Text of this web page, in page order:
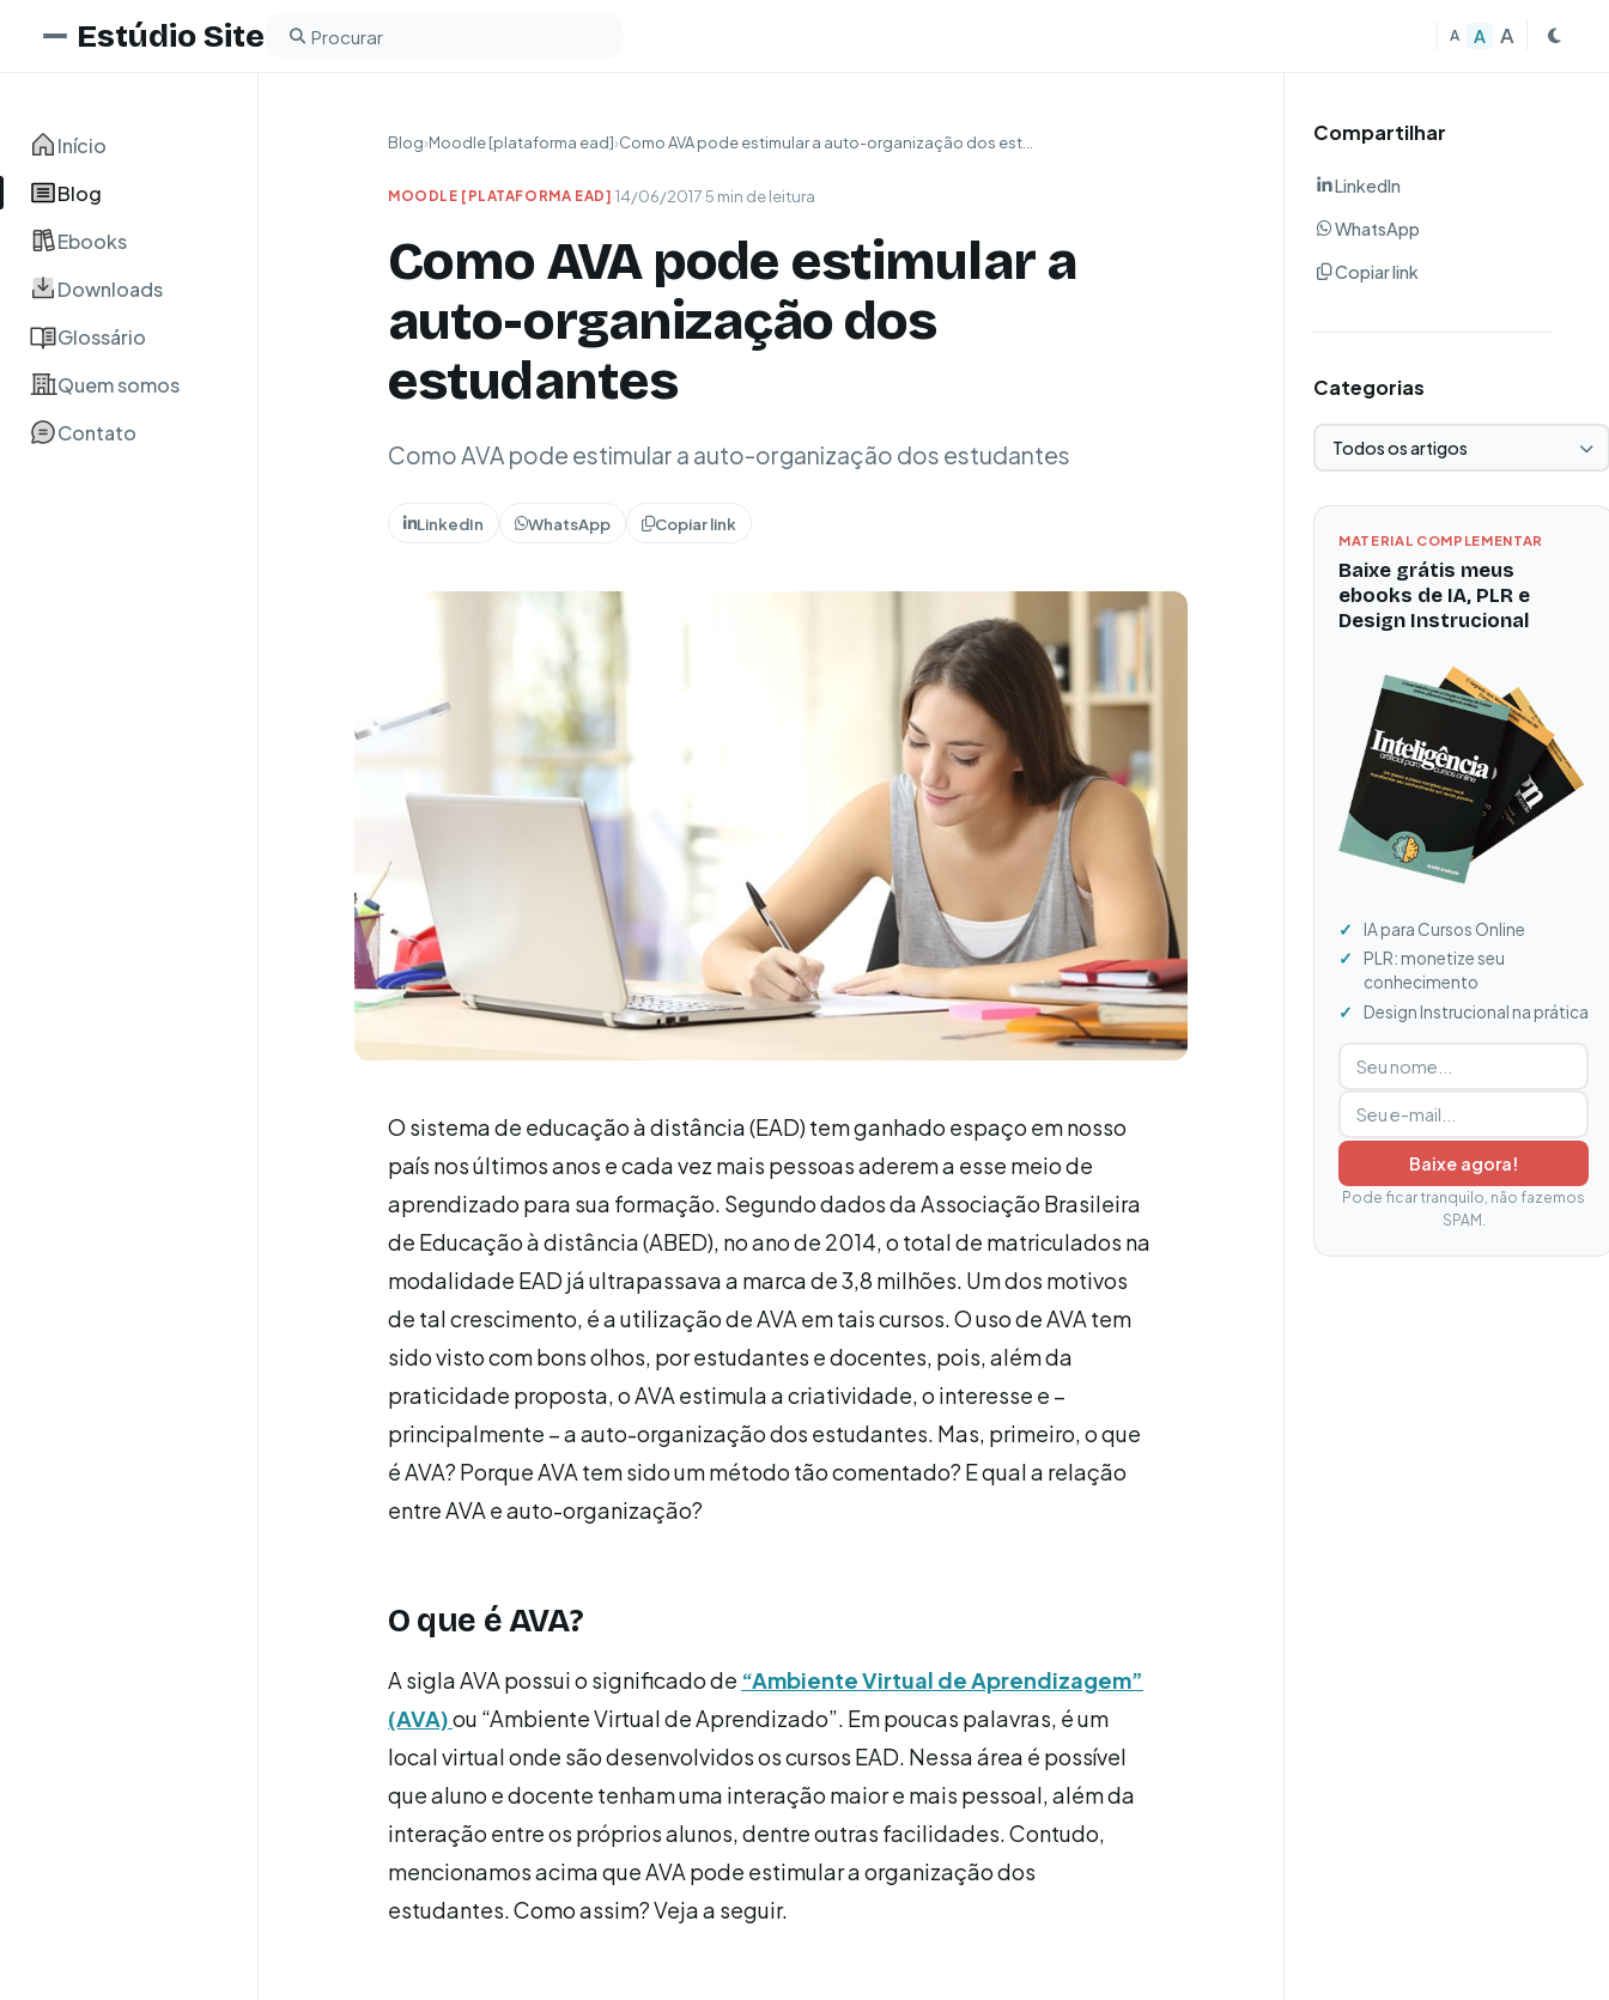
Estúdio Site Buscar no blog
A A A
Início
Blog
Ebooks
Downloads
Glossário
Quem somos
Contato
Blog›Moodle [plataforma ead]›Como AVA pode estimular a auto-organização dos est...
MOODLE [PLATAFORMA EAD]·14/06/2017·5 min de leitura
Como AVA pode estimular a
auto-organização dos
estudantes
Como AVA pode estimular a auto-organização dos estudantes
LinkedIn WhatsApp Copiar link
O sistema de educação à distância (EAD) tem ganhado espaço em nosso
país nos últimos anos e cada vez mais pessoas aderem a esse meio de
aprendizado para sua formação. Segundo dados da Associação Brasileira
de Educação à distância (ABED), no ano de 2014, o total de matriculados na
modalidade EAD já ultrapassava a marca de 3,8 milhões. Um dos motivos
de tal crescimento, é a utilização de AVA em tais cursos. O uso de AVA tem
sido visto com bons olhos, por estudantes e docentes, pois, além da
praticidade proposta, o AVA estimula a criatividade, o interesse e –
principalmente – a auto-organização dos estudantes. Mas, primeiro, o que
é AVA? Porque AVA tem sido um método tão comentado? E qual a relação
entre AVA e auto-organização?
O que é AVA?
A sigla AVA possui o significado de “Ambiente Virtual de Aprendizagem”
(AVA)ou “Ambiente Virtual de Aprendizado”. Em poucas palavras, é um
local virtual onde são desenvolvidos os cursos EAD. Nessa área é possível
que aluno e docente tenham uma interação maior e mais pessoal, além da
interação entre os próprios alunos, dentre outras facilidades. Contudo,
mencionamos acima que AVA pode estimular a organização dos
estudantes. Como assim? Veja a seguir.
Compartilhar
LinkedIn
WhatsApp
Copiar link
Categorias
Selecionar categoria
MATERIAL COMPLEMENTAR
Baixe grátis meus
ebooks de IA, PLR e
Design Instrucional
IA para Cursos Online
PLR: monetize seu
conhecimento
Design Instrucional na prática
Digite seu nome
Digite seu e-mail
Baixe agora!
Pode ficar tranquilo, não fazemos
SPAM.